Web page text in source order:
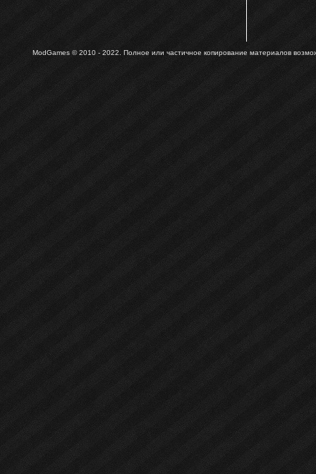
ModGames © 2010 - 2022. Полное или частичное копирование материалов